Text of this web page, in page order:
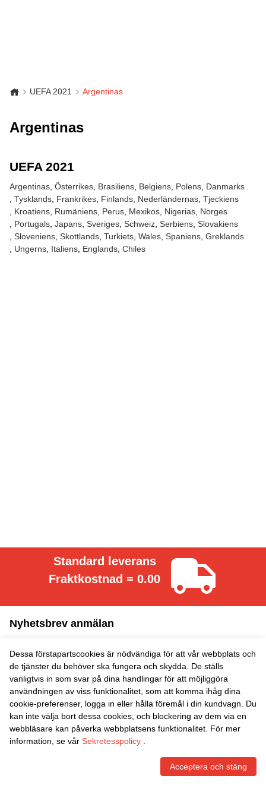
UEFA 2021 Argentinas
Argentinas
UEFA 2021
Argentinas Österrikes Brasiliens Belgiens Polens Danmarks
Tysklands Frankrikes Finlands Nederländernas Tjeckiens
Kroatiens Rumäniens Perus Mexikos Nigerias Norges
Portugals Japans Sveriges Schweiz Serbiens Slovakiens
Sloveniens Skottlands Turkiets Wales Spaniens Greklands
Ungerns Italiens Englands Chiles
Standard leverans
Fraktkostnad = 0.00
Nyhetsbrev anmälan
Prenumerera
Information
Snabblänkar
Kontaktinformation
Dessa förstapartscookies är nödvändiga för att vår webbplats och
de tjänster du behöver ska fungera och skydda. De ställs
vanligtvis in som svar på dina handlingar för att möjliggöra
användningen av viss funktionalitet, som att komma ihåg dina
cookie-preferenser, logga in eller hålla föremål i din kundvagn. Du
kan inte välja bort dessa cookies, och blockering av dem via en
webbläsare kan påverka webbplatsens funktionalitet. För mer
information, se vår Sekretesspolicy
Acceptera och stäng